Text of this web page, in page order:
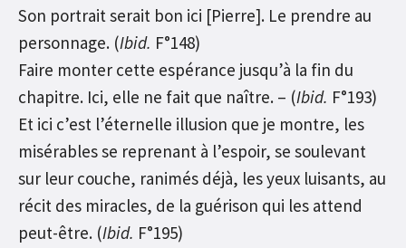
Son portrait serait bon ici [Pierre]. Le prendre au
personnage. (Ibid. F°148)
Faire monter cette espérance jusqu’à la fin du
chapitre. Ici, elle ne fait que naître. – (Ibid. F°193)
Et ici c’est l’éternelle illusion que je montre, les
misérables se reprenant à l’espoir, se soulevant
sur leur couche, ranimés déjà, les yeux luisants, au
récit des miracles, de la guérison qui les attend
peut-être. (Ibid. F°195)